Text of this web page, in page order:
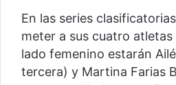
En las series
meter a sus cuatro atletas
lado femenino estarán
tercera) y Martina Farias